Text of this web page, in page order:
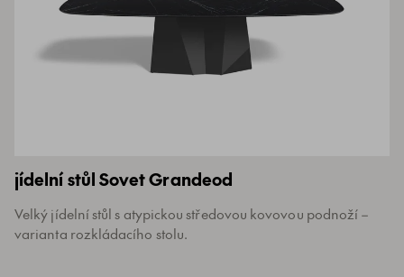
jídelní stůl Sovet Grandeod
Velký jídelní stůl s atypickou středovou kovovou podnoží –
varianta rozkládacího stolu.